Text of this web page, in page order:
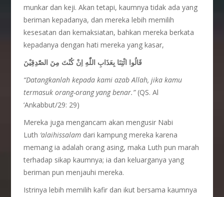
munkar dan keji. Akan tetapi, kaumnya tidak ada yang
beriman kepadanya, dan mereka lebih memilih
kesesatan dan kemaksiatan, bahkan mereka berkata
kepadanya dengan hati mereka yang kasar,
قَالُوا ائْتِنَا بِعَذَابِ اللّٰهِ اِنْ كُنْتَ مِنَ الصّٰدِقِيْنَ
“Datangkanlah kepada kami azab Allah, jika kamu
termasuk orang-orang yang benar.”(QS. Al
‘Ankabbut/29: 29)
Mereka juga mengancam akan mengusir Nabi
Luth ‘alaihissalam dari kampung mereka karena
memang ia adalah orang asing, maka Luth pun marah
terhadap sikap kaumnya; ia dan keluarganya yang
beriman pun menjauhi mereka.
Istrinya lebih memilih kafir dan ikut bersama kaumnya